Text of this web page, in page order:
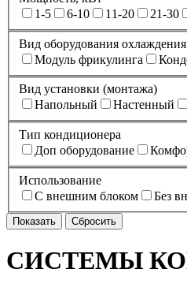
1-5
6-10 11-20 21-30
Вид оборудования охлаждения
Модуль фрикулинга
Вид установки (монтажа)
Напольный
Настенный
Тип кондиционера
Доп оборудование
Использование
С внешним блоком
Без
СИСТЕМЫ